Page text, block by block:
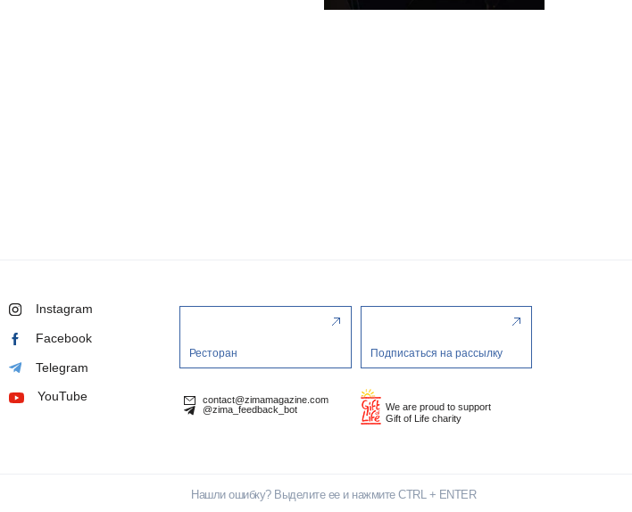
Instagram
Facebook
Telegram
YouTube
Ресторан Подписаться на рассылку
contact@zimamagazine.com
@zima_feedback_bot
We are proud to support
Gift of Life charity
Нашли ошибку? Выделите ее и нажмите CTRL + ENTER